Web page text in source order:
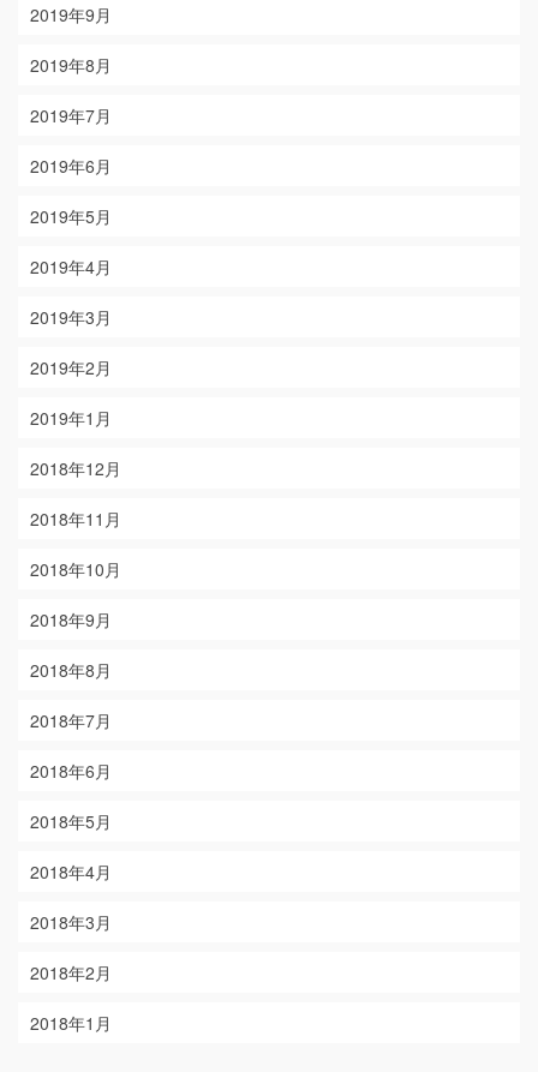
2019年9月
2019年8月
2019年7月
2019年6月
2019年5月
2019年4月
2019年3月
2019年2月
2019年1月
2018年12月
2018年11月
2018年10月
2018年9月
2018年8月
2018年7月
2018年6月
2018年5月
2018年4月
2018年3月
2018年2月
2018年1月